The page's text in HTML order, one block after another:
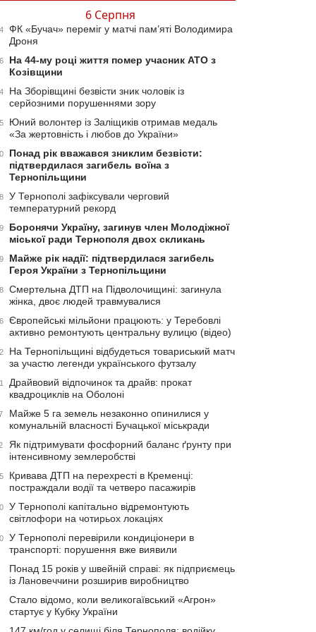
6 Серпня
ФК «Бучач» переміг у матчі пам’яті Володимира
Дроня
На 44-му році життя помер учасник АТО з
Козівщини
На Зборівщині безвісти зник чоловік із
серйозними порушеннями зору
Юний волонтер із Заліщиків отримав медаль
«За жертовність і любов до України»
Понад рік вважався зниклим безвісти:
підтвердилася загибель воїна з
Тернопільщини
У Тернополі зафіксували черговий
температурний рекорд
Боронячи Україну, загинув член Молодіжної
міської ради Тернополя двох скликань
Майже рік надії: підтвердилася загибель
Героя України з Тернопільщини
Смертельна ДТП на Підволочищині: загинула
жінка, двоє людей травмувалися
Європейські мільйони працюють: у Теребовлі
активно ремонтують центральну вулицю (відео)
На Тернопільщині відбудеться товариський матч
за участю легенди українського футзалу
Драйвовий відпочинок та драйв: прокат
квадроциклів на Оболоні
Майже 5 га земель незаконно опинилися у
комунальній власності Бучацької міськради
Як підтримувати фосфорний баланс ґрунту при
інтенсивному землеробстві
Кривава ДТП на перехресті в Кременці:
постраждали водії та четверо пасажирів
У Тернополі капітально відремонтують
світлофори на чотирьох локаціях
У Тернополі перевірили кондиціонери в
транспорті: порушення вже виявили
Понад 15 років у швейній справі: як підприємець
із Лановеччини розширив виробництво
Стало відомо, коли великогаївський «Агрон»
стартує у Кубку України